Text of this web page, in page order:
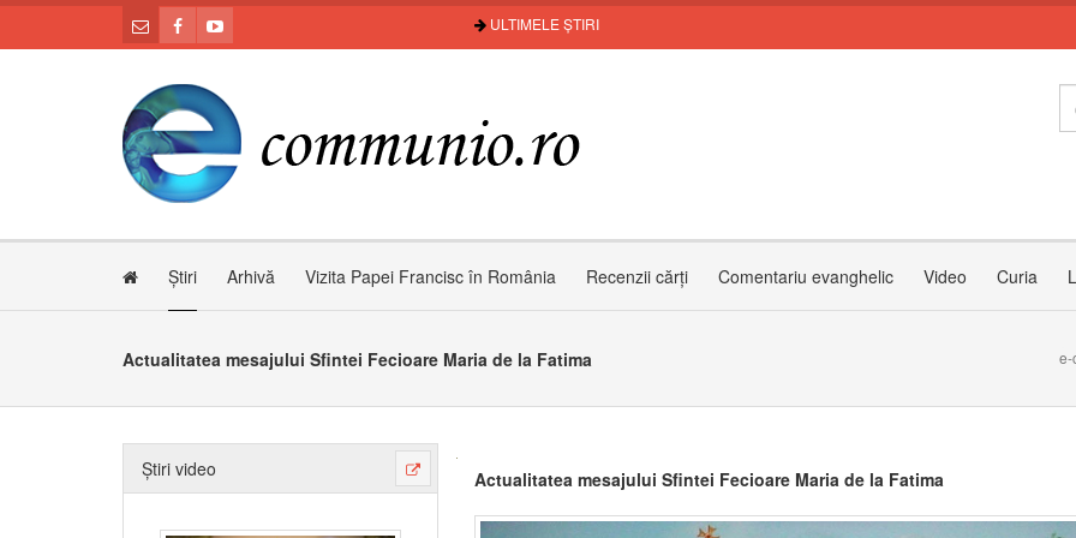
ULTIMELE ȘTIRI
Știri Arhivă Vizita Papei Francisc în România Recenzii cărți Comentariu evanghelic Video Curia
Actualitatea mesajului Sfintei Fecioare Maria de la Fatima e-
Știri video Actualitatea mesajului Sfintei Fecioare Maria de la Fatima